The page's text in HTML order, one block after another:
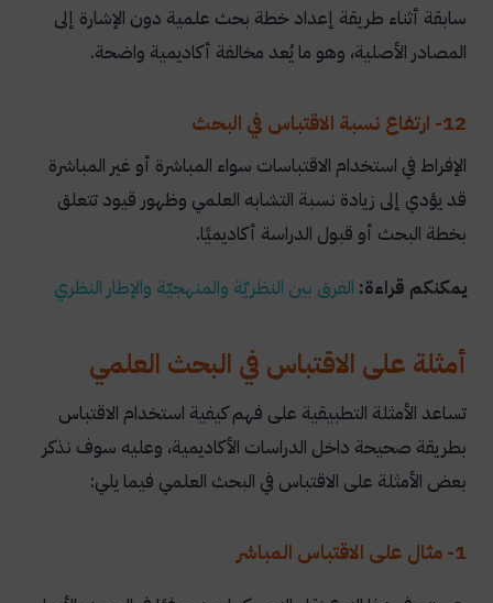
سابقة أثناء طريقة إعداد خطة بحث علمية دون الإشارة إلى
المصادر الأصلية، وهو ما يُعد مخالفة أكاديمية واضحة.
12- ارتفاع نسبة الاقتباس في البحث
الإفراط في استخدام الاقتباسات سواء المباشرة أو غير المباشرة
قد يؤدي إلى زيادة نسبة التشابه العلمي وظهور قيود تتعلق
بخطة البحث أو قبول الدراسة أكاديميًا.
يمكنكم قراءة: الفرق بين النظريّة والمنهجيّة والإطار النظري
أمثلة على الاقتباس في البحث العلمي
تساعد الأمثلة التطبيقية على فهم كيفية استخدام الاقتباس
بطريقة صحيحة داخل الدراسات الأكاديمية، وعليه سوف نذكر
بعض الأمثلة على الاقتباس في البحث العلمي فيما يلي:
1- مثال على الاقتباس المباشر